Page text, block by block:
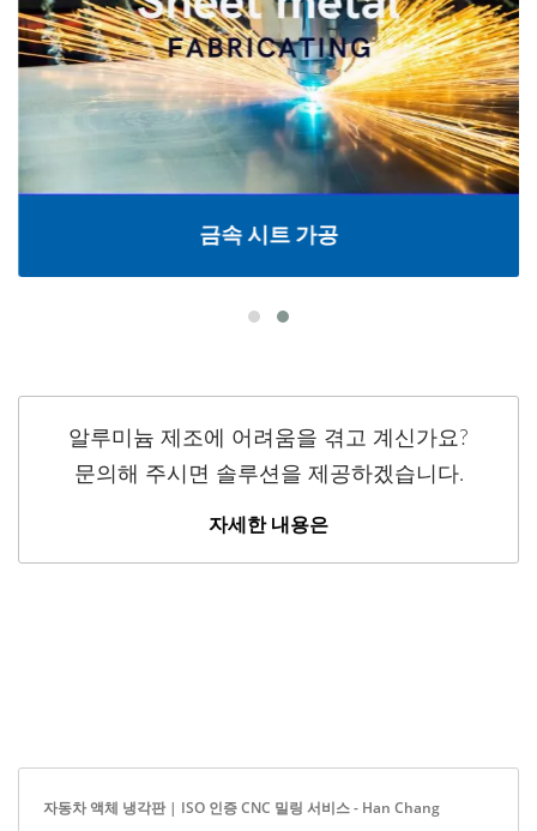
금속 시트 가공
알루미늄 제조에 어려움을 겪고 계신가요?
문의해 주시면 솔루션을 제공하겠습니다.
자세한 내용은
자동차 액체 냉각판 | ISO 인증 CNC 밀링 서비스 - Han Chang